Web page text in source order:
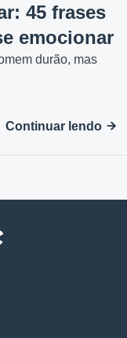
45 frases
emocionar
durão, mas
Continuar lendo